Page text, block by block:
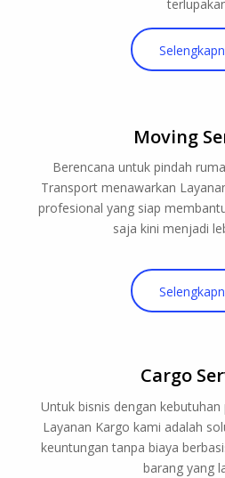
Moving
Berencana untuk pindah
Transport menawarkan
profesional yang siap
saja kini menjadi
Cargo
Untuk bisnis dengan
Layanan Kargo kami adalah
keuntungan tanpa biaya
barang yang